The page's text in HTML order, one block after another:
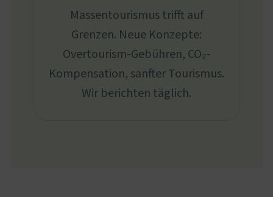
Massentourismus trifft auf
Grenzen. Neue Konzepte:
Overtourism-Gebühren, CO₂-
Kompensation, sanfter Tourismus.
Wir berichten täglich.